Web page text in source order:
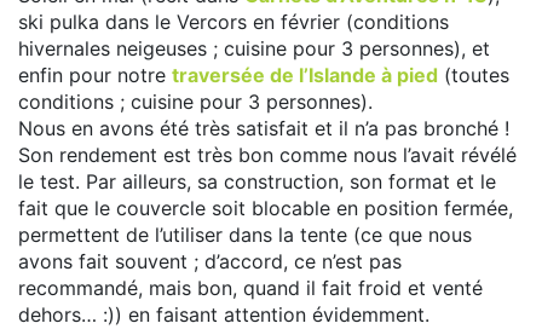
ski pulka dans le Vercors en février (conditions
hivernales neigeuses ; cuisine pour 3 personnes), et
enfin pour notre traversée de l’Islande à pied (toutes
conditions ; cuisine pour 3 personnes).
Nous en avons été très satisfait et il n’a pas bronché !
Son rendement est très bon comme nous l’avait révélé
le test. Par ailleurs, sa construction, son format et le
fait que le couvercle soit blocable en position fermée,
permettent de l’utiliser dans la tente (ce que nous
avons fait souvent ; d’accord, ce n’est pas
recommandé, mais bon, quand il fait froid et venté
dehors… :)) en faisant attention évidemment.